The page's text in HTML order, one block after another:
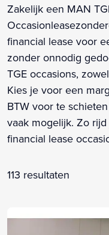
Zakelijk een MAN
financial lease voor
zonder onnodig
TGE occasions,
Kies je voor een
BTW voor te
vaak mogelijk. Zo
financial lease
113 resultaten